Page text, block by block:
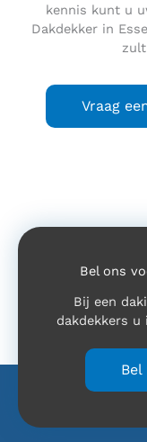
kennis kunt u
Dakdekker in
Vraag
Bel ons
Bij een
dakdekkers
Bel